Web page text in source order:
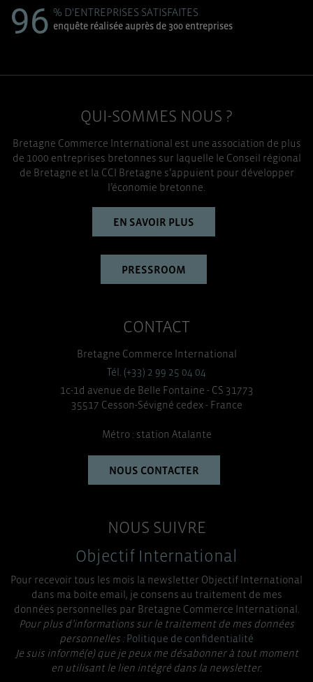
96 % D'ENTREPRISES SATISFAITES
enquête réalisée auprès de 300 entreprises
QUI-SOMMES NOUS ?
Bretagne Commerce International est une association de plus
de 1000 entreprises bretonnes sur laquelle le Conseil régional
de Bretagne et la CCI Bretagne s’appuient pour développer
l’économie bretonne.
EN SAVOIR PLUS
PRESSROOM
CONTACT
Bretagne Commerce International
Tél. (+33) 2 99 25 04 04
1c-1d avenue de Belle Fontaine - CS 31773
35517 Cesson-Sévigné cedex - France
Métro : station Atalante
NOUS CONTACTER
NOUS SUIVRE
Objectif International
Pour recevoir tous les mois la newsletter Objectif International
dans ma boite email, je consens au traitement de mes
données personnelles par Bretagne Commerce International.
Pour plus d’informations sur le traitement de mes données
personnelles :Politique de confidentialité
Je suis informé(e) que je peux me désabonner à tout moment
en utilisant le lien intégré dans la newsletter.